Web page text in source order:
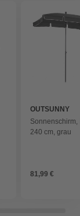
OUTSUNNY
Sonnenschirm,
240 cm, grau
81,99 €